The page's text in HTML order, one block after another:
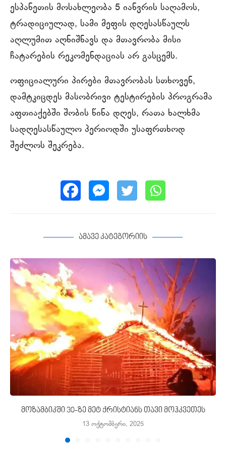
ესპანეთის მოსახლეობა 5 იანვრის საღამოს,
ტრადიციულად, სამი მეფის დღესასწაულს
აღლუმით აღნიშნავს და მთავრობა მისი
ჩატარების რეკომენდაციას არ გასცემს.
ოფიციალური პირები მთავრობას სთხოვენ,
დამტკიცდეს მასობრივი ტესტირების პროგრამა
აფთიაქებში შობის წინა დღეს, რათა ხალხმა
სადღესასწაულო პერიოდში უსაფრთხოდ
შეძლოს შეკრება.
ამავე კატეგორიის
მოზამბიკში 30-ზე მეტ ქრისტიანს თავი მოჰკვეთეს
13 ოქტომბერი, 2025